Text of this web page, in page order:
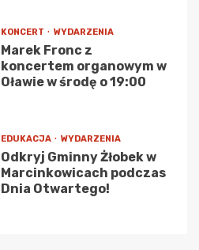
KONCERT WYDARZENIA
Marek Fronc z
koncertem organowym w
Oławie w środę o 19:00
EDUKACJA WYDARZENIA
Odkryj Gminny Żłobek w
Marcinkowicach podczas
Dnia Otwartego!